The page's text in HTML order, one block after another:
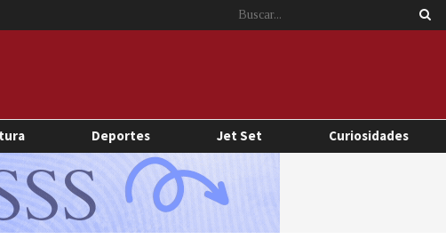
Deportes Jet Set Curiosidades